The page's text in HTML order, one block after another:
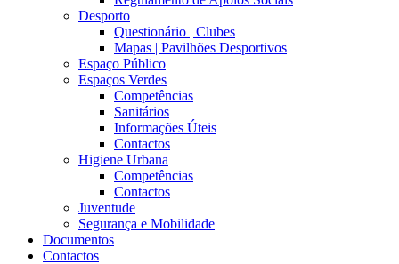
Desporto
Questionário | Clubes
Mapas | Pavilhões Desportivos
Espaço Público
Espaços Verdes
Competências
Sanitários
Informações Úteis
Contactos
Higiene Urbana
Competências
Contactos
Juventude
Segurança e Mobilidade
Documentos
Contactos